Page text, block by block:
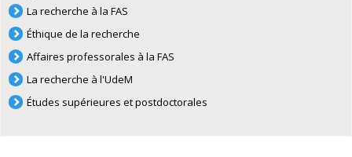
La recherche à la FAS
Éthique de la recherche
Affaires professorales à la FAS
La recherche à l'UdeM
Études supérieures et postdoctorales